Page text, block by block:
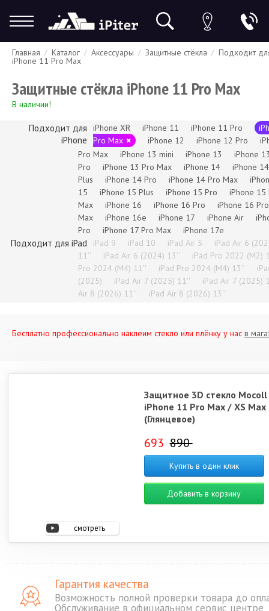
Гарантия Доставка и оплата Спецпредложения Скидки
Главная Каталог Аксессуары Защитные стёкла Подходит
iPhone 11 Pro Max
Защитные стёкла iPhone 11 Pro Max
В наличии!
Подходит для
iPhone
iPhone XR iPhone 11 iPhone 11 Pro
Pro Max
iPhone 12 iPhone 12 Pro
Pro Max
iPhone 13 mini iPhone 13
iPhone
Pro
iPhone 13 Pro Max iPhone 14
iPhone 14
Plus
iPhone 14 Pro iPhone 14 Pro Max
15
iPhone 15 Plus iPhone 15 Pro
iPhone 15
Max
iPhone 16 iPhone 16 Pro
iPhone 16 Pro
Max
iPhone 16e iPhone 17 iPhone Air
Pro
iPhone 17 Pro Max iPhone 17e
Подходит для iPad iPad 9 iPad 10 iPad Air 5
iPad Air 6
11''
iPad Air 6 (2024) 13''
iPad Pro 2022 (M2)
Pro 2024 (M4) 11''
iPad Pro 2024 (M4) 13''
(2025)
iPad Air 7 (2025) 11''
iPad Air 7 (2025)
Air 8 (2026) 11''
iPad Air 8 (2026) 13''
Бесплатно профессионально наклеим стекло или плёнку у нас в
смотреть
видео
Защитное 3D стекло Mocoll
iPhone 11 Pro Max / XS Max
(Глянцевое)
693 890
Купить в один клик
Добавить в корзину
Гарантия качества
Возможность полной проверки товара до
Обслуживание в официальном сервис центре